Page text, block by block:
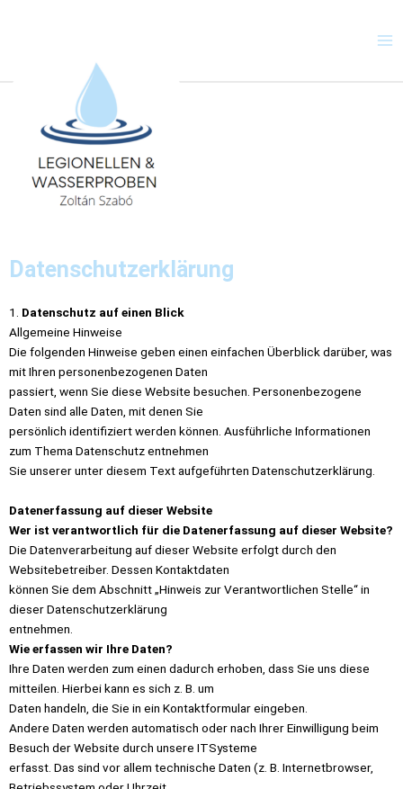
Datenschutzerklärung
1. Datenschutz auf einen Blick
Allgemeine Hinweise
Die folgenden Hinweise geben einen einfachen Überblick darüber, was
mit Ihren personenbezogenen Daten
passiert, wenn Sie diese Website besuchen. Personenbezogene
Daten sind alle Daten, mit denen Sie
persönlich identifiziert werden können. Ausführliche Informationen
zum Thema Datenschutz entnehmen
Sie unserer unter diesem Text aufgeführten Datenschutzerklärung.
Datenerfassung auf dieser Website
Wer ist verantwortlich für die Datenerfassung auf dieser Website?
Die Datenverarbeitung auf dieser Website erfolgt durch den
Websitebetreiber. Dessen Kontaktdaten
können Sie dem Abschnitt „Hinweis zur Verantwortlichen Stelle“ in
dieser Datenschutzerklärung
entnehmen.
Wie erfassen wir Ihre Daten?
Ihre Daten werden zum einen dadurch erhoben, dass Sie uns diese
mitteilen. Hierbei kann es sich z. B. um
Daten handeln, die Sie in ein Kontaktformular eingeben.
Andere Daten werden automatisch oder nach Ihrer Einwilligung beim
Besuch der Website durch unsere ITSysteme
erfasst. Das sind vor allem technische Daten (z. B. Internetbrowser,